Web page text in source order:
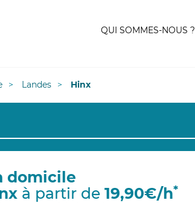
QUI SOMMES-NOUS ?
Landes Hinx
domicile
à partir de 19,90€/h*